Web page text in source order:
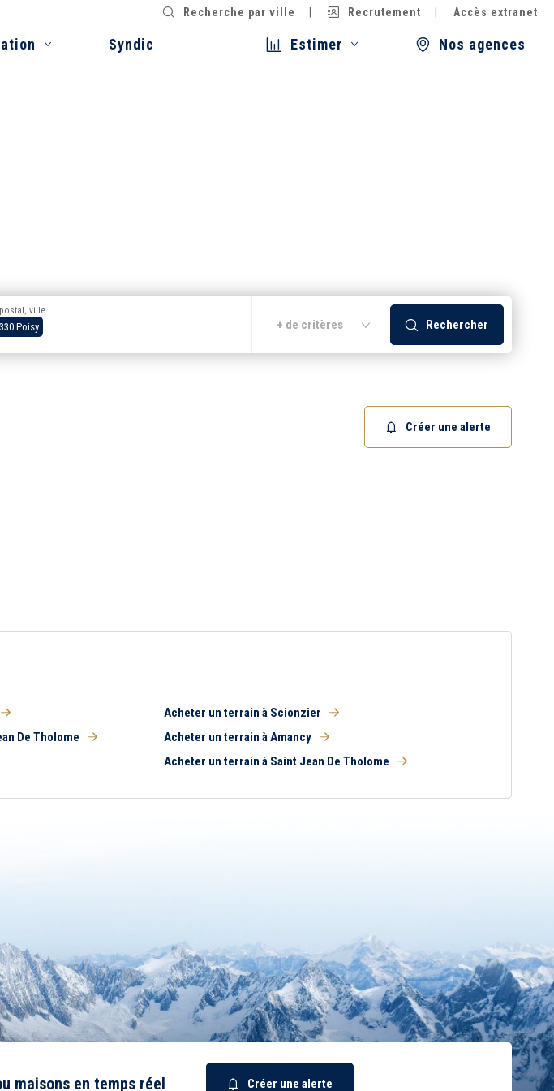
Syndic Estimer Nos agences
Recherche par ville Recrutement Accès extranet
Poisy
ville
+ de critères Rechercher
Créer une alerte
Acheter un terrain à Scionzier
De Tholome
Acheter un terrain à Amancy
Acheter un terrain à Saint Jean De Tholome
maisons en temps réel Créer une alerte